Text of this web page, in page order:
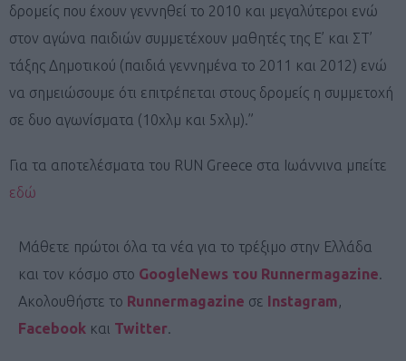
δρομείς που έχουν γεννηθεί το 2010 και μεγαλύτεροι ενώ
στον αγώνα παιδιών συμμετέχουν μαθητές της Ε’ και ΣΤ’
τάξης Δημοτικού (παιδιά γεννημένα το 2011 και 2012) ενώ
να σημειώσουμε ότι επιτρέπεται στους δρομείς η συμμετοχή
σε δυο αγωνίσματα (10χλμ και 5χλμ).”
Για τα αποτελέσματα του RUN Greece στα Ιωάννινα μπείτε
εδώ
Μάθετε πρώτοι όλα τα νέα για το τρέξιμο στην Ελλάδα
και τον κόσμο στο GoogleNews του Runnermagazine.
Ακολουθήστε το Runnermagazine σε Instagram,
Facebook και Twitter.